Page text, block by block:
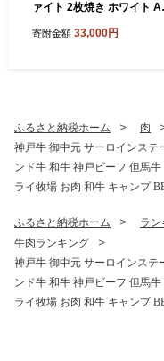
ァイト 2枚焼き ホワイト
インテリア キッチン 家電 兵
寄附金額 33,000円
ふるさと納税ホーム 肉
神戸牛 御中元 サーロインステ
ンド牛 和牛 神戸ビーフ 但馬
ライ牧場 お肉 和牛 キャンプ
ふるさと納税ホーム ラン
牛肉ランキング
神戸牛 御中元 サーロインステ
ンド牛 和牛 神戸ビーフ 但馬
ライ牧場 お肉 和牛 キャンプ